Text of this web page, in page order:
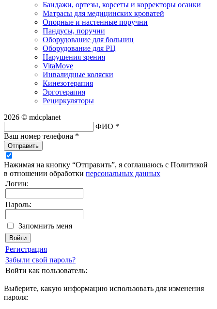
Бандажи, ортезы, корсеты и корректоры осанки
Матрасы для медицинских кроватей
Опорные и настенные поручни
Пандусы, поручни
Оборудование для больниц
Оборудование для РЦ
Нарушения зрения
VitaMove
Инвалидные коляски
Кинезотерапия
Эрготерапия
Рециркуляторы
2026 © mdcplanet
ФИО *
Ваш номер телефона *
Отправить
Нажимая на кнопку “Отправить”, я соглашаюсь с Политикой
в отношении обработки персональных данных
Логин:
Пароль:
Запомнить меня
Регистрация
Забыли свой пароль?
Войти как пользователь:
Выберите, какую информацию использовать для изменения
пароля: